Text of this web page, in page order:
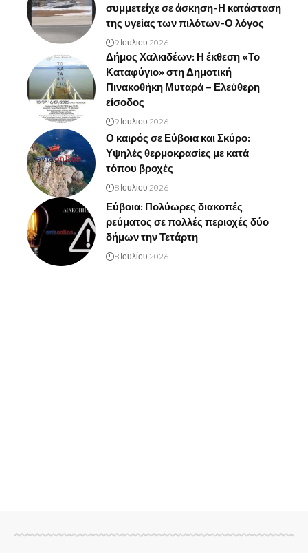
συμμετείχε σε άσκηση-Η κατάσταση
της υγείας των πιλότων-Ο λόγος
9 Ιουλίου 2026
Δήμος Χαλκιδέων: Η έκθεση «Το
Καταφύγιο» στη Δημοτική
Πινακοθήκη Μυταρά – Ελεύθερη
είσοδος
9 Ιουλίου 2026
Ο καιρός σε Εύβοια και Σκύρο:
Υψηλές θερμοκρασίες με κατά
τόπου βροχές
8 Ιουλίου 2026
Εύβοια: Πολύωρες διακοπές
ρεύματος σε πολλές περιοχές δύο
δήμων την Τετάρτη
8 Ιουλίου 2026